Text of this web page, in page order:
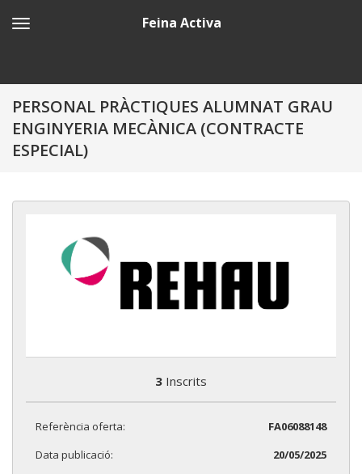
Feina Activa
PERSONAL PRÀCTIQUES ALUMNAT GRAU
ENGINYERIA MECÀNICA (CONTRACTE
ESPECIAL)
3 Inscrits
Referència oferta:
FA06088148
Data publicació:
20/05/2025